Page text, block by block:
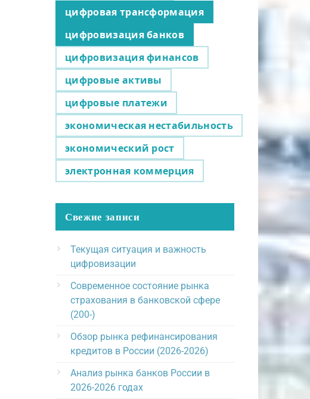
цифровая трансформация
цифровизация банков
цифровизация финансов
цифровые активы
цифровые платежи
экономическая нестабильность
экономический рост
электронная коммерция
Свежие записи
Текущая ситуация и важность
цифровизации
Современное состояние рынка
страхования в банковской сфере
(200-)
Обзор рынка рефинансирования
кредитов в России (2026-2026)
Анализ рынка банков России в
2026-2026 годах